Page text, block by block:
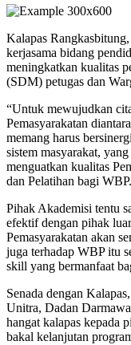
Kalapas
kerjasama bidang
meningkatkan kualitas
(SDM) petugas dan
“Untuk mewujudkan
Pemasyarakatan
memang harus
sistem masyarakat,
menguatkan kualitas
dan Pelatihan bagi WBP.
Pihak Akademisi tentu
efektif dengan pihak
Pemasyarakatan akan
juga terhadap WBP itu
skill yang bermanfaat
Senada dengan
Unitra, Dadan
hangat kalapas kepada
bakal kelanjutan